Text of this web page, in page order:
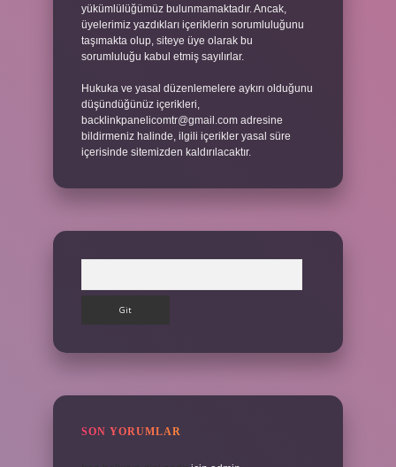
yükümlülüğümüz bulunmamaktadır. Ancak,
üyelerimiz yazdıkları içeriklerin sorumluluğunu
taşımakta olup, siteye üye olarak bu
sorumluluğu kabul etmiş sayılırlar.
Hukuka ve yasal düzenlemelere aykırı olduğunu
düşündüğünüz içerikleri,
backlinkpanelicomtr@gmail.com adresine
bildirmeniz halinde, ilgili içerikler yasal süre
içerisinde sitemizden kaldırılacaktır.
SON YORUMLAR